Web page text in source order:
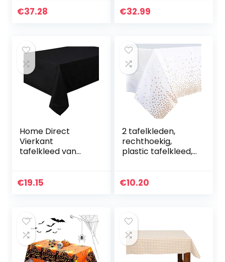
Groothandel
€37.28
cm rechthoek,
€32.99
Home Direct
Vierkant
tafelkleed van
180 cm
€19.15
2 tafelkleden,
rechthoekig,
plastic tafelkleed,
tafelkleden wit
€10.20